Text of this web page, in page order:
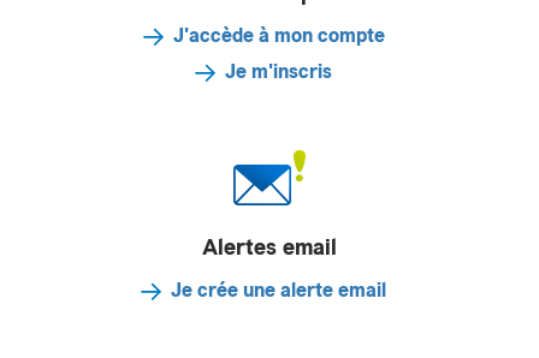
J'accède à mon compte
Je m'inscris
Alertes email
Je crée une alerte email